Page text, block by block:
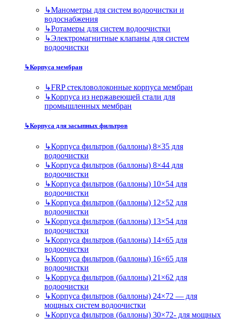
↳Манометры для систем водоочистки и
водоснабжения
↳Ротамеры для систем водоочистки
↳Электромагнитные клапаны для систем
водоочистки
↳Корпуса мембран
↳FRP стекловолоконные корпуса мембран
↳Корпуса из нержавеющей стали для
промышленных мембран
↳Корпуса для засыпных фильтров
↳Корпуса фильтров (баллоны) 8×35 для
водоочистки
↳Корпуса фильтров (баллоны) 8×44 для
водоочистки
↳Корпуса фильтров (баллоны) 10×54 для
водоочистки
↳Корпуса фильтров (баллоны) 12×52 для
водоочистки
↳Корпуса фильтров (баллоны) 13×54 для
водоочистки
↳Корпуса фильтров (баллоны) 14×65 для
водоочистки
↳Корпуса фильтров (баллоны) 16×65 для
водоочистки
↳Корпуса фильтров (баллоны) 21×62 для
водоочистки
↳Корпуса фильтров (баллоны) 24×72 — для
мощных систем водоочистки
↳Корпуса фильтров (баллоны) 30×72- для мощных